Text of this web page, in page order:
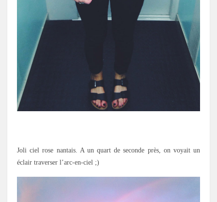
Joli ciel rose nantais. A un quart de seconde près, on voyait un
éclair traverser l’arc-en-ciel ;)